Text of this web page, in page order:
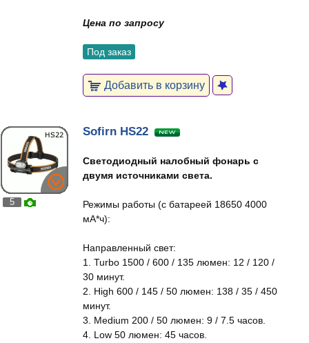
Цена по запросу
Под заказ
Добавить в корзину
5
Sofirn HS22
Светодиодный налобный фонарь с
двумя источниками света.
Режимы работы (с батареей 18650 4000
мА*ч):
Направленный свет:
1. Turbo 1500 / 600 / 135 люмен: 12 / 120 /
30 минут.
2. High 600 / 145 / 50 люмен: 138 / 35 / 450
минут.
3. Medium 200 / 50 люмен: 9 / 7.5 часов.
4. Low 50 люмен: 45 часов.